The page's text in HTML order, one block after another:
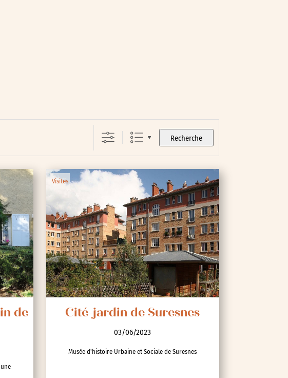
Recherche
de
Visites
Cité-jardin de Suresnes
03/06/2023
Musée d'histoire Urbaine et Sociale de Suresnes